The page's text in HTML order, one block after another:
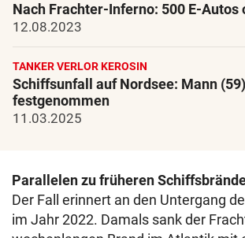
Nach Frachter-Inferno: 500 E-
12.08.2023
TANKER VERLOR KEROSIN
Schiffsunfall auf Nordsee: Mann (59)
festgenommen
11.03.2025
Parallelen zu früheren
Der Fall erinnert an den Untergang
im Jahr 2022. Damals sank der